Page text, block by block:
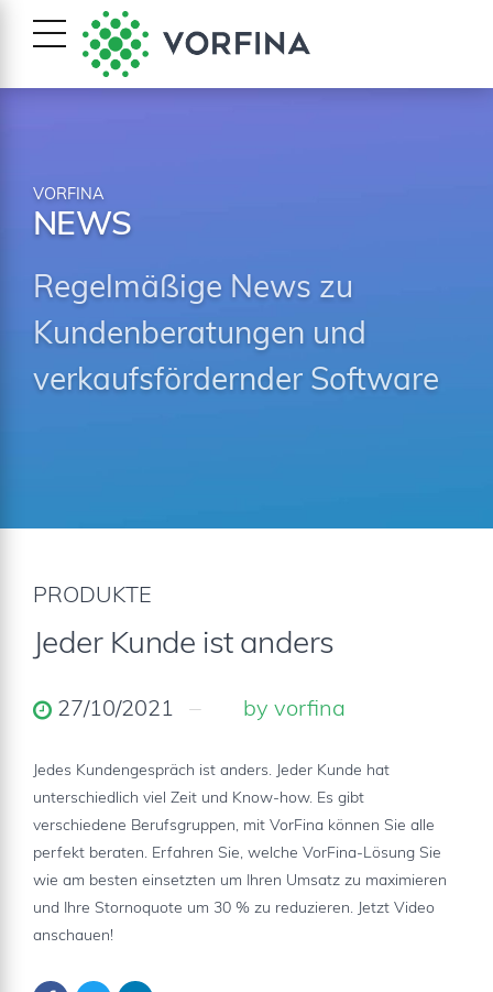
VORFINA
NEWS
Regelmäßige News zu
Kundenberatungen und
verkaufsfördernder Software
PRODUKTE
Jeder Kunde ist anders
27/10/2021 by vorfina
Jedes Kundengespräch ist anders. Jeder Kunde hat
unterschiedlich viel Zeit und Know-how. Es gibt
verschiedene Berufsgruppen, mit VorFina können Sie alle
perfekt beraten. Erfahren Sie, welche VorFina-Lösung Sie
wie am besten einsetzten um Ihren Umsatz zu maximieren
und Ihre Stornoquote um 30 % zu reduzieren. Jetzt Video
anschauen!